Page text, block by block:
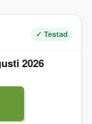
✓ Testad
2026